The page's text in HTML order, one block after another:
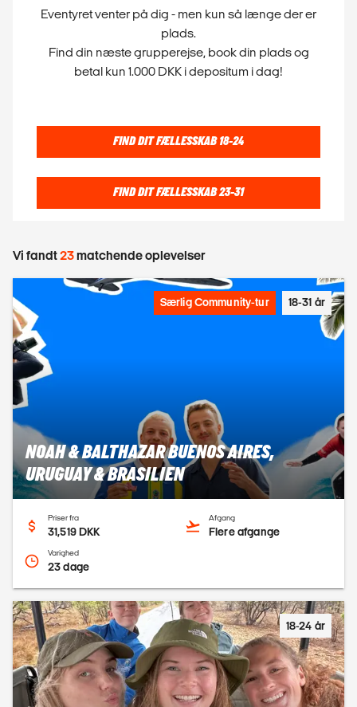
Eventyret venter på dig - men kun så længe der er
plads.
Find din næste grupperejse, book din plads og
betal kun 1.000 DKK i depositum i dag!
FIND DIT FÆLLESSKAB 18-24
FIND DIT FÆLLESSKAB 23-31
Vi fandt23matchende oplevelser
Særlig Community-tur 18-31 år
NOAH & BALTHAZAR BUENOS AIRES,
URUGUAY & BRASILIEN
Priser fra
31,519 DKK
Varighed
23 dage
Afgang
Flere afgange
18-24 år